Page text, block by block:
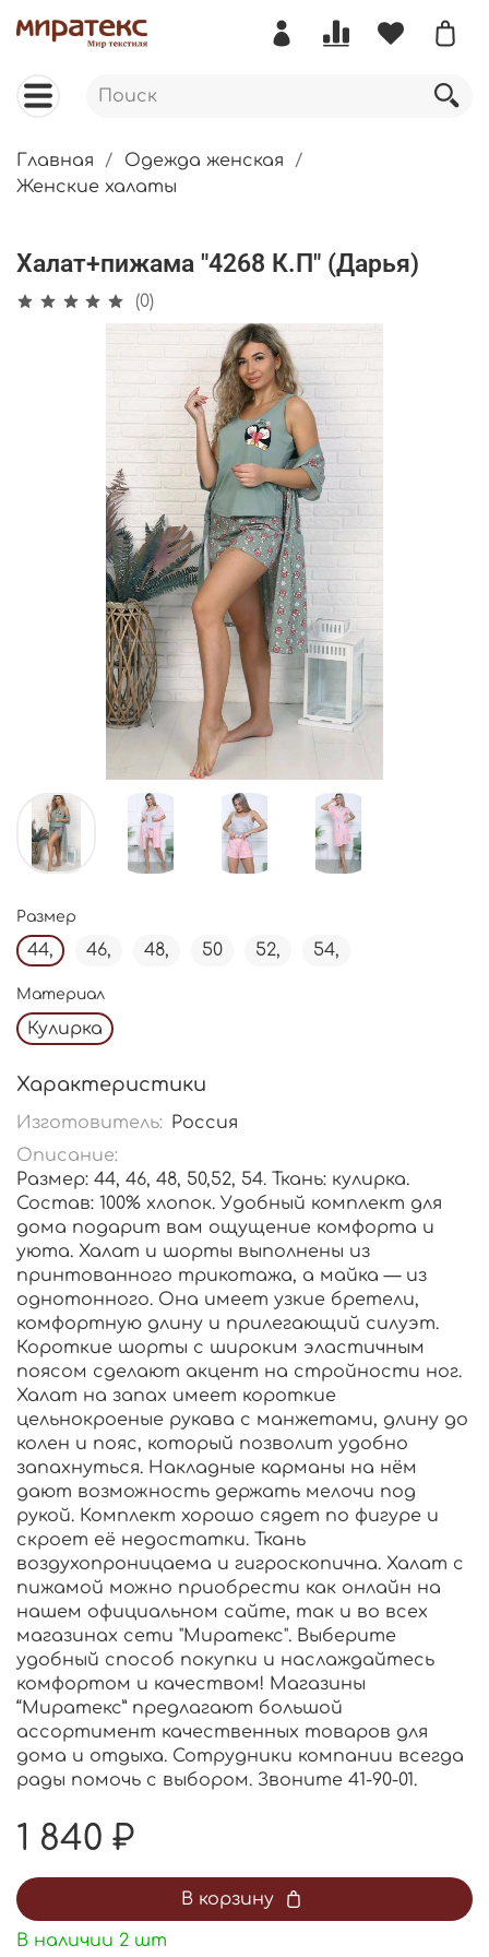
Главная
Одежда женская
Женские халаты
Халат+пижама "4268 К.П" (Дарья)
(0)
Размер
44, 46, 48, 50 52, 54,
Материал
Кулирка
Характеристики
Изготовитель:
Россия
Описание:
Размер: 44, 46, 48, 50,52, 54. Ткань: кулирка.
Состав: 100% хлопок. Удобный комплект для
дома подарит вам ощущение комфорта и
уюта. Халат и шорты выполнены из
принтованного трикотажа, а майка — из
однотонного. Она имеет узкие бретели,
комфортную длину и прилегающий силуэт.
Короткие шорты с широким эластичным
поясом сделают акцент на стройности ног.
Халат на запах имеет короткие
цельнокроеные рукава с манжетами, длину до
колен и пояс, который позволит удобно
запахнуться. Накладные карманы на нём
дают возможность держать мелочи под
рукой. Комплект хорошо сядет по фигуре и
скроет её недостатки. Ткань
воздухопроницаема и гигроскопична. Халат с
пижамой можно приобрести как онлайн на
нашем официальном сайте, так и во всех
магазинах сети "Миратекс". Выберите
удобный способ покупки и наслаждайтесь
комфортом и качеством! Магазины
“Миратекс” предлагают большой
ассортимент качественных товаров для
дома и отдыха. Сотрудники компании всегда
рады помочь с выбором. Звоните 41-90-01.
1 840 ₽
В корзину
В наличии 2 шт